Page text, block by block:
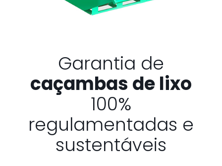
Garantia de
caçambas de lixo
100%
regulamentadas e
sustentáveis